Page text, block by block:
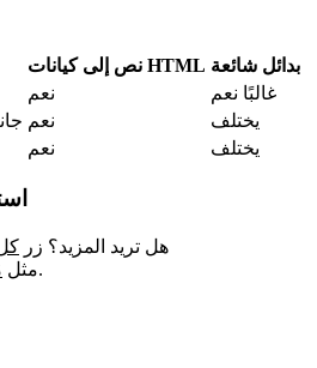
نص إلى كيانات HTML بدائل شائعة
نعم
غالبًا نعم
نعم
يختلف
نعم يختلف
هل تريد المزيد؟ زر
مثل.